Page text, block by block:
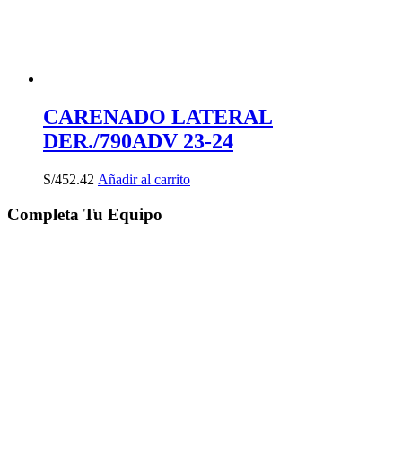
CARENADO LATERAL
DER./790ADV 23-24
S/452.42 Añadir al carrito
Completa Tu Equipo